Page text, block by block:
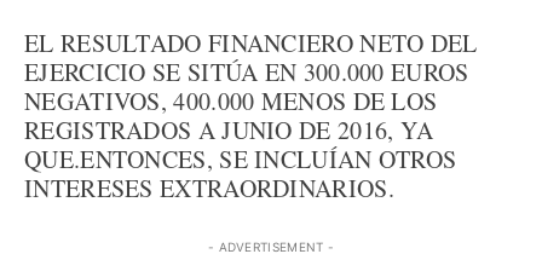
EL RESULTADO FINANCIERO NETO DEL
EJERCICIO SE SITÚA EN 300.000 EUROS
NEGATIVOS, 400.000 MENOS DE LOS
REGISTRADOS A JUNIO DE 2016, YA
QUE.ENTONCES, SE INCLUÍAN OTROS
INTERESES EXTRAORDINARIOS.
- ADVERTISEMENT -